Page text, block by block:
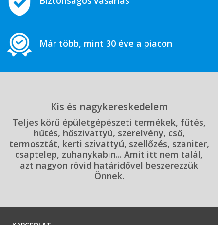
Már több, mint 30 éve a piacon
Kis és nagykereskedelem
Teljes körű épületgépészeti termékek, fűtés,
hűtés, hőszivattyú, szerelvény, cső,
termosztát, kerti szivattyú, szellőzés, szaniter,
csaptelep, zuhanykabin... Amit itt nem talál,
azt nagyon rövid határidővel beszerezzük
Önnek.